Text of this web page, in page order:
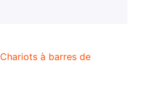
Chariots à barres de